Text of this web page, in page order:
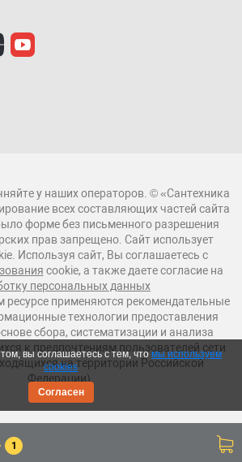
у наших операторов. © «Сантехника
всех составляющих частей сайта
форме без письменного разрешения
прав запрещено. Сайт использует
Используя сайт, Вы соглашаетесь с
cookie, а также даете согласие на
персональных данных
применяются рекомендательные
технологии предоставления
сбора, систематизации и анализа
к предпочтениям пользователей сети
на территории Российской
Федерации).
1
вы соглашаетесь с тем, чтомы используем
cookies
Согласен